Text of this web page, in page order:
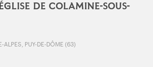
DE COLAMINE-SOUS-
ALPES, PUY-DE-DÔME (63)